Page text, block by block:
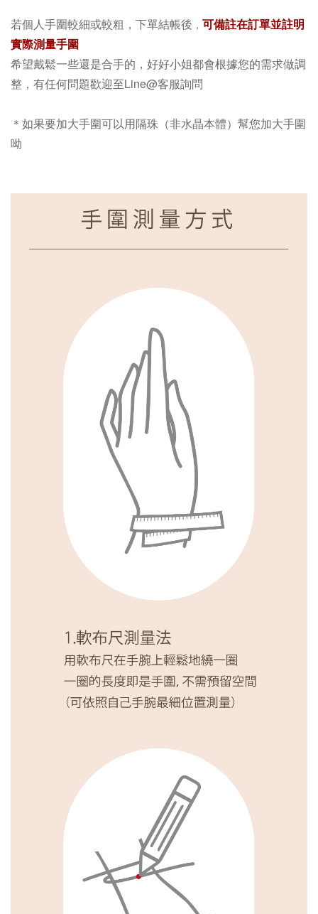
若個人手圍較細或較粗，下單結帳後 ， 可備註在訂單並註明
實際測量手圍
希望戴鬆一些還是合手的，好好小姐都會根據您的需求做調
整，有任何問題歡迎至Line@客服詢問
＊如果要加大手圍可以用隔珠（非水晶本體）幫您加大手圍
呦